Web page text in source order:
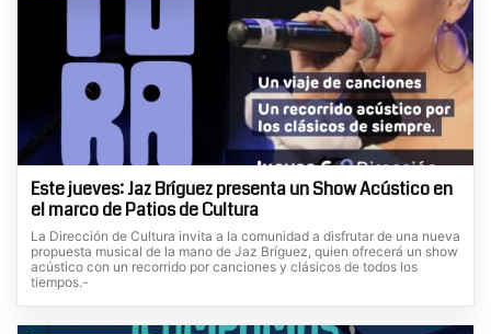
Este jueves: Jaz Bríguez presenta un Show Acústico en
el marco de Patios de Cultura
La Dirección de Cultura invita a la comunidad a disfrutar de una nueva
propuesta musical de la mano de Jaz Bríguez, quien ofrecerá un show
acústico con un recorrido por canciones y clásicos de todos los
tiempos.-